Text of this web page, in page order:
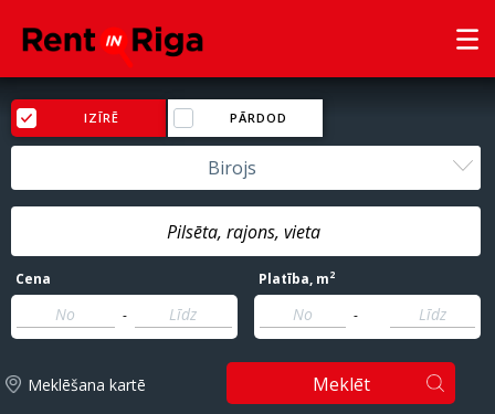
IZĪRĒ PĀRDOD
Birojs
Cena
-
Platība, m2
-
Meklēšana kartē Meklēt